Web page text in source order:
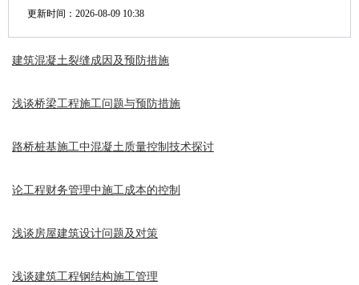
更新时间： 2026-08-09 10:38
建筑混凝土裂缝成因及预防措施
浅谈桥梁工程施工问题与预防措施
路桥桩基施工中混凝土质量控制技术探讨
论工程财务管理中施工成本的控制
浅谈房屋建筑设计问题及对策
浅谈建筑工程钢结构施工管理